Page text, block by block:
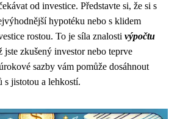
od investice. Představte si, že si s
hypotéku nebo s klidem
rostou. To je síla znalosti výpočtu
jste zkušený investor nebo teprve
sazby vám pomůže dosáhnout
s jistotou a lehkostí.